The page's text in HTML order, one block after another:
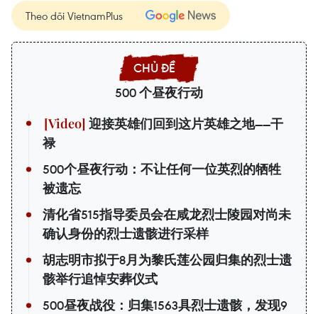
Theo dõi VietnamPlus
500 个昼夜行动
迎接英雄们回到这片英雄之地——干
禄
500个昼夜行动：不让任何一位英烈的牺牲
被遗忘
清化省515指导委员会在咸龙烈士陵园对尚未
确认身份的烈士遗骸进行采样
胡志明市拟于8月为黎氏莲公园归集的烈士遗
骸举行追悼安葬仪式
500昼夜战役：归集1563具烈士遗骸，发现9